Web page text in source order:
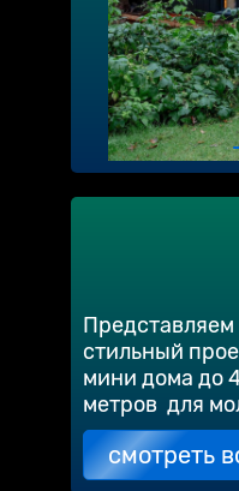
стильный
мини дома до
метров для
смотреть